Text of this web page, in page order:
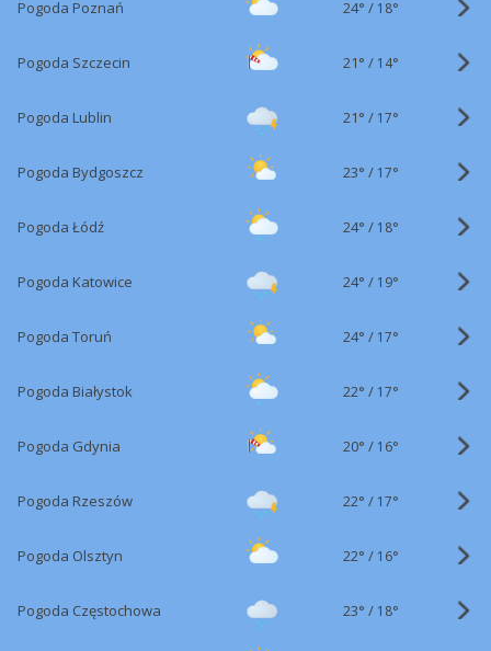
Pogoda Poznań 24° / 18°
Pogoda Szczecin 21° / 14°
Pogoda Lublin 21° / 17°
Pogoda Bydgoszcz 23° / 17°
Pogoda Łódź 24° / 18°
Pogoda Katowice 24° / 19°
Pogoda Toruń 24° / 17°
Pogoda Białystok 22° / 17°
Pogoda Gdynia 20° / 16°
Pogoda Rzeszów 22° / 17°
Pogoda Olsztyn 22° / 16°
Pogoda Częstochowa 23° / 18°